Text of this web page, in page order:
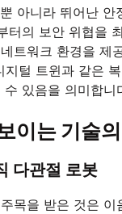
아니라 뛰어난 안
터의 보안 위협을
트워크 환경을 제
털 트윈과 같은
있음을 의미합니
이는 기술
다관절 로봇
목을 받은 것은 이